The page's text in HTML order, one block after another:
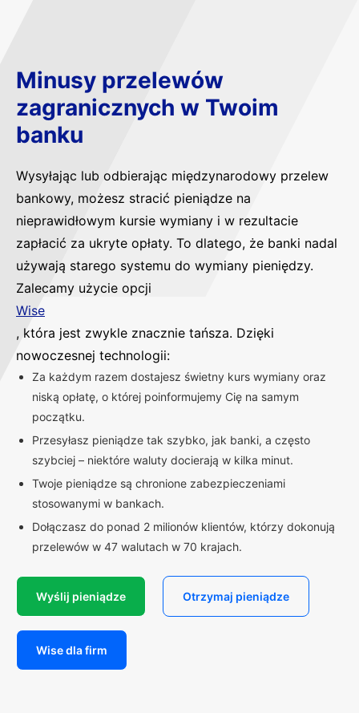
Minusy przelewów
zagranicznych w Twoim
banku
Wysyłając lub odbierając międzynarodowy przelew
bankowy, możesz stracić pieniądze na
nieprawidłowym kursie wymiany i w rezultacie
zapłacić za ukryte opłaty. To dlatego, że banki nadal
używają starego systemu do wymiany pieniędzy.
Zalecamy użycie opcji
Wise
, która jest zwykle znacznie tańsza. Dzięki
nowoczesnej technologii:
Za każdym razem dostajesz świetny kurs wymiany oraz
niską opłatę, o której poinformujemy Cię na samym
początku.
Przesyłasz pieniądze tak szybko, jak banki, a często
szybciej – niektóre waluty docierają w kilka minut.
Twoje pieniądze są chronione zabezpieczeniami
stosowanymi w bankach.
Dołączasz do ponad 2 milionów klientów, którzy dokonują
przelewów w 47 walutach w 70 krajach.
Wyślij pieniądze Otrzymaj pieniądze
Wise dla firm